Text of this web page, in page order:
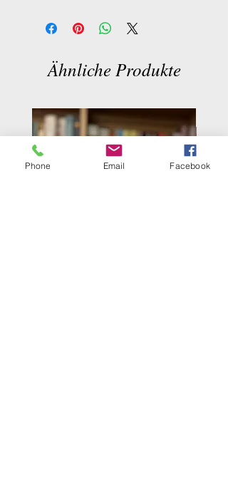
Ähnliche Produkte
Phone Email Facebook